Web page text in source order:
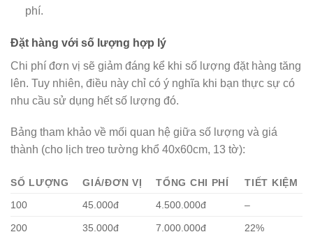
phí.
Đặt hàng với số lượng hợp lý
Chi phí đơn vị sẽ giảm đáng kể khi số lượng đặt hàng tăng
lên. Tuy nhiên, điều này chỉ có ý nghĩa khi bạn thực sự có
nhu cầu sử dụng hết số lượng đó.
Bảng tham khảo về mối quan hệ giữa số lượng và giá
thành (cho lịch treo tường khổ 40x60cm, 13 tờ):
SỐ LƯỢNG GIÁ/ĐƠN VỊ TỔNG CHI PHÍ
TIẾT KIỆM
100
45.000đ 4.500.000đ –
200 35.000đ 7.000.000đ 22%